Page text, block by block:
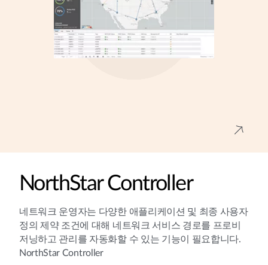
NorthStar Controller
네트워크 운영자는 다양한 애플리케이션 및 최종 사용자
정의 제약 조건에 대해 네트워크 서비스 경로를 프로비
저닝하고 관리를 자동화할 수 있는 기능이 필요합니다.
NorthStar Controller